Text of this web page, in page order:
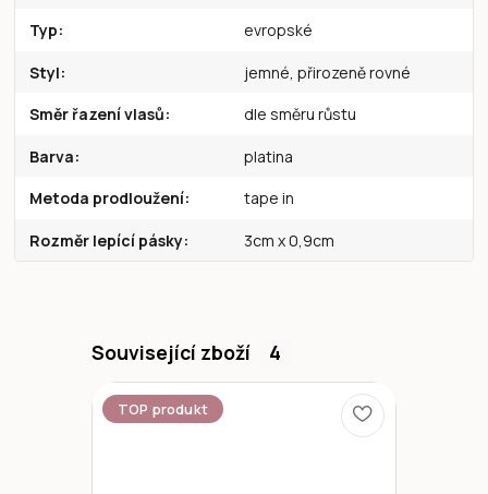
Typ evropské
Styl jemné, přirozeně rovné
Směr řazení vlasů dle směru růstu
Barva platina
Metoda prodloužení tape in
Rozměr lepící pásky 3cm x 0,9cm
Související zboží 4
TOP produkt